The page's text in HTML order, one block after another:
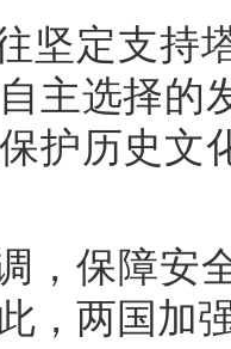
坚定支持
主选择的
护历史文
，保障安
，两国加